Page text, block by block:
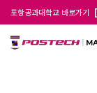
포항공과대학교 바로가기